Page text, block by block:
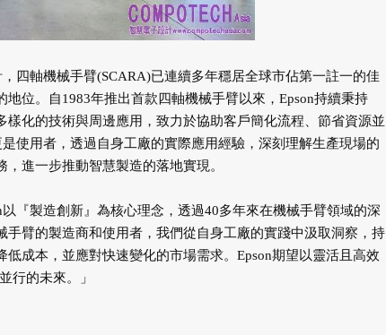
四軸機械手臂(SCARA)已連續多年穩居全球市佔第一註一的佳
位。自1983年推出首款四軸機械手臂以來，Epson持續秉持
化的技術與周邊應用，致力於協助客戶簡化流程、節省資源並
使用者，透過自身工廠的實際應用經驗，深刻理解生產現場的
進一步推動智慧製造的落地實現。
『製造創新』為核心理念，透過40多年來在機械手臂領域的深
臂的製造商和使用者，我們從自身工廠的實踐中汲取洞察，持
成本，並應對快速變化的市場需求。Epson期望以靈活且高效
行的未來。」